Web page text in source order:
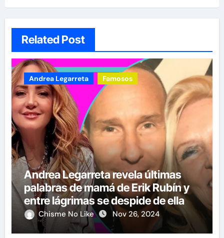
Related Post
Andrea Legarreta Famosos
Andrea Legarreta revela últimas
palabras de mamá de Erik Rubín y
entre lágrimas se despide de ella
Chisme No Like Nov 26, 2024